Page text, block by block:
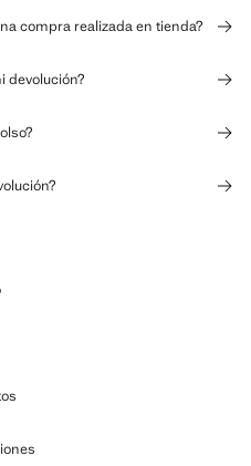
compra realizada en tienda?
devolución?